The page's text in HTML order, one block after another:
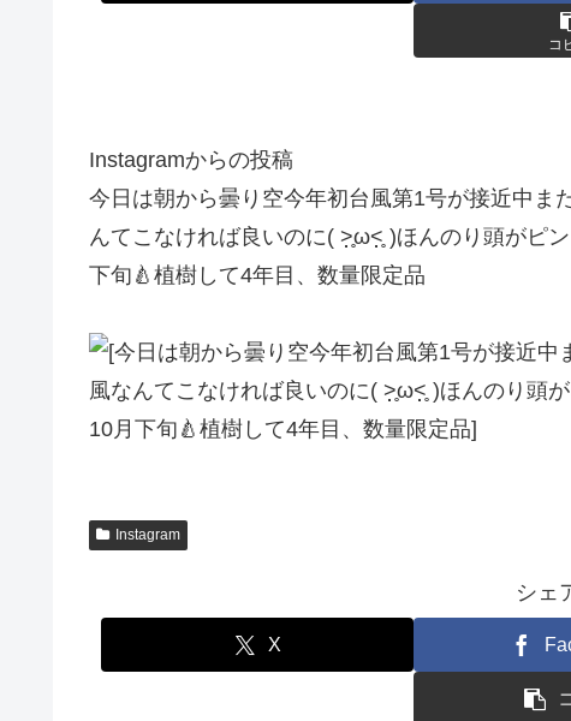
コ
Instagramからの投稿
今日は朝から曇り空️今年初️台風第1号が接近中️
んてこなければ良いのに( ˃̣̣̥ω˂̣̣̥ )ほんのり頭がピ
下旬🍐植樹して4年目、数量限定品
Instagram
シェ
X